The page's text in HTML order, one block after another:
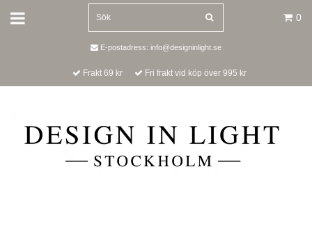
0
E-postadress: info@designinlight.se
Frakt 69 kr Fri frakt vid köp över 995 kr